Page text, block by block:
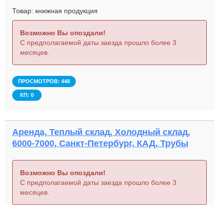
Товар: книжная продукция
Возможно Вы опоздали!
С предполагаемой даты заезда прошло более 3
месяцев.
ПРОСМОТРОВ: 448
КП: 0
Аренда, Теплый склад, Холодный склад,
6000-7000, Санкт-Петербург, КАД, Трубы
Возможно Вы опоздали!
С предполагаемой даты заезда прошло более 3
месяцев.